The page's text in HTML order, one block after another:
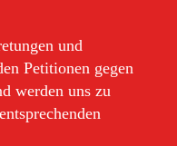
und
Petitionen gegen
werden uns zu